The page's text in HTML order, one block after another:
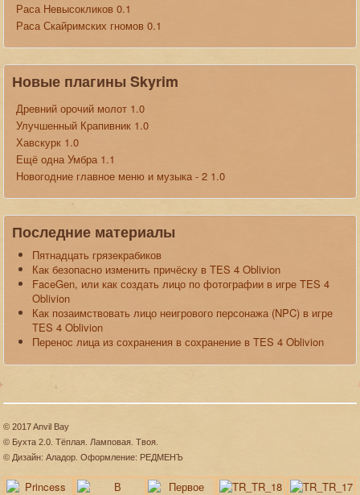
Раса Невысокликов 0.1
Раса Скайримских гномов 0.1
Новые плагины Skyrim
Древний орочий молот 1.0
Улучшенный Крапивник 1.0
Хавскурк 1.0
Ещё одна Умбра 1.1
Новогодние главное меню и музыка - 2 1.0
Последние материалы
Пятнадцать грязекрабиков
Как безопасно изменить причёску в TES 4 Oblivion
FaceGen, или как создать лицо по фотографии в игре TES 4
Oblivion
Как позаимствовать лицо неигрового персонажа (NPC) в игре
TES 4 Oblivion
Перенос лица из сохранения в сохранение в TES 4 Oblivion
© 2017 Anvil Bay
© Бухта 2.0. Тёплая. Ламповая. Твоя.
© Дизайн: Аладор. Оформление: РЕДМЕНЪ